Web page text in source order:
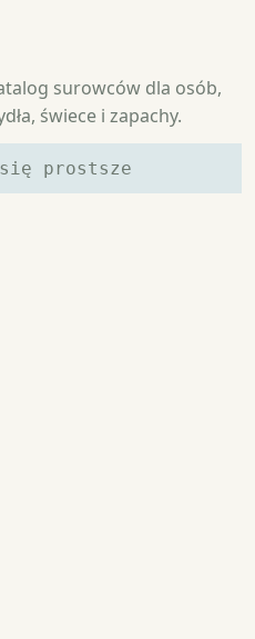
surowców dla osób,
świece i zapachy.
prostsze